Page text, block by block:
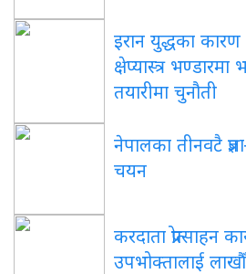
इरान युद्धका
क्षेप्यास्त्र भण्डारमा
तयारीमा चुनौती
नेपालका तीनवटै
चयन
करदाता प्रोत्साहन
उपभोक्तालाई